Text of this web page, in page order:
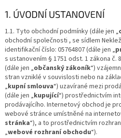
1. ÚVODNÍ USTANOVENÍ
1.1. Tyto obchodní podmínky (dále jen „
obchodní společnosti , se sídlem
identifikační číslo: 05764807 (dále jen „
s ustanovením § 1751 odst. 1 zákona č.
(dále jen „občanský zákoník“)
stran vzniklé v souvislosti nebo na
„kupní smlouva“) uzavírané mezi
(dále jen „kupující“) prostřednictvím
prodávajícího. Internetový obchod je
webové stránce umístněné na
stránka“), a to prostřednictvím
„webové rozhraní obchodu“).